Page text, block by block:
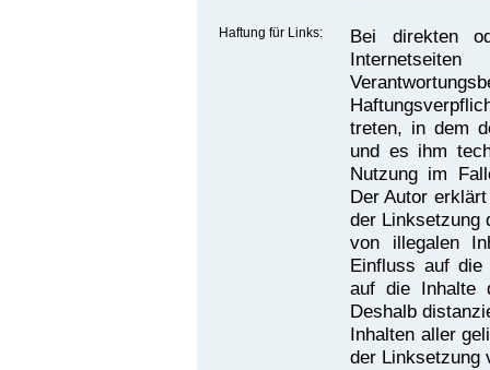
Haftung für Links:
Bei direkten
treten, in dem
und es ihm
Nutzung im
Der Autor
der Linksetzung
von illegalen
Einfluss auf die
auf die Inhalte
Deshalb
Inhalten aller
der Linksetzung